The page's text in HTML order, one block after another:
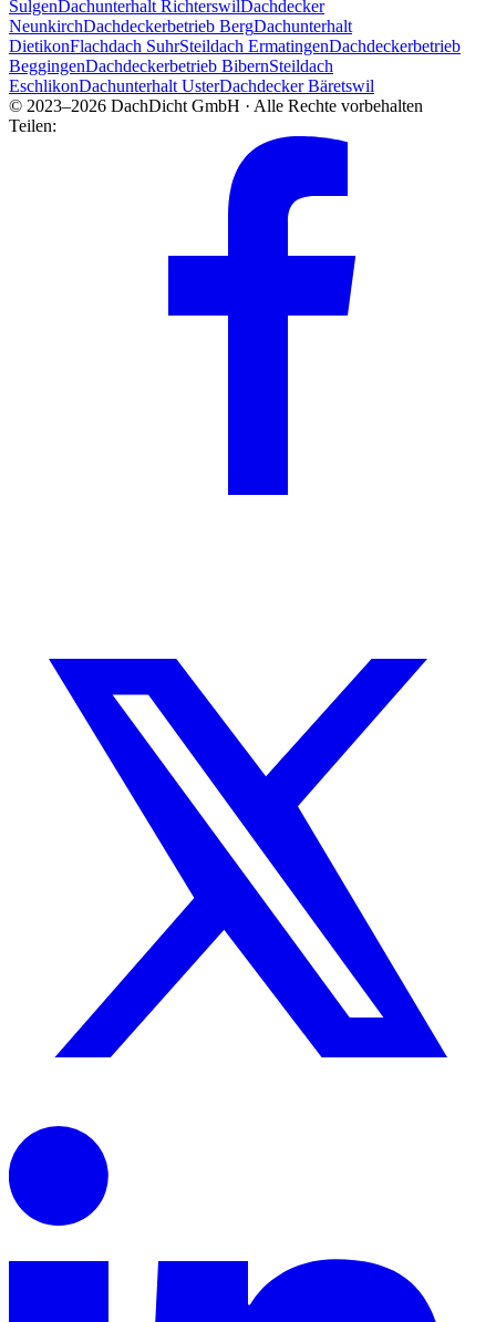
SulgenDachunterhalt RichterswilDachdecker
NeunkirchDachdeckerbetrieb BergDachunterhalt
DietikonFlachdach SuhrSteildach ErmatingenDachdeckerbetrieb
BeggingenDachdeckerbetrieb BibernSteildach
EschlikonDachunterhalt UsterDachdecker Bäretswil
© 2023–2026 DachDicht GmbH · Alle Rechte vorbehalten
Teilen: